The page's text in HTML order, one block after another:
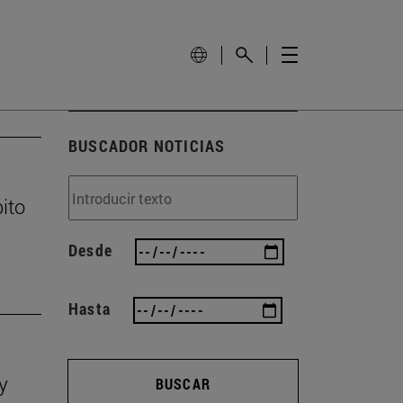
BUSCADOR NOTICIAS
Desde
Hasta
BUSCAR